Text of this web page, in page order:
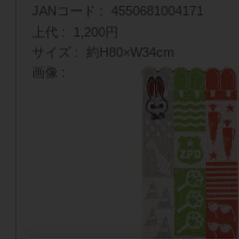
JANコード
4550681004171
上代
1,200円
サイズ
約H80×W34cm
画像